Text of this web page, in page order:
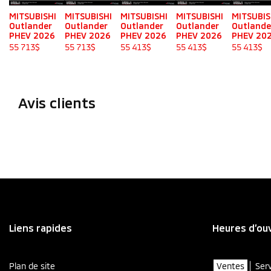
MITSUBISHI
Outlander
PHEV 2026
55 713$
MITSUBISHI
Outlander
PHEV 2026
55 713$
MITSUBISHI
Outlander
PHEV 2026
55 413$
MITSUBISHI
Outlander
PHEV 2026
55 413$
PHEV
55 413$
Avis clients
Liens rapides
Plan de site
Heures
Ventes